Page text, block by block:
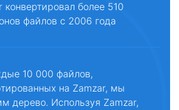
конвертировал более 510
файлов с 2006 года
10 000 файлов,
на Zamzar, мы
дерево. Используя Zamzar,